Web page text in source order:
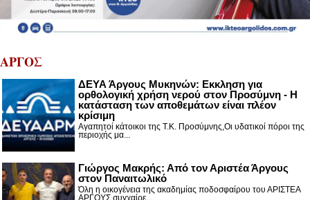
ΑΡΓΟΣ
ΔΕΥΑ Άργους Μυκηνών: Εκκληση για
ορθολογική χρήση νερού στον Προσύμνη - Η
κατάσταση των αποθεμάτων είναι πλέον
κρίσιμη
Αγαπητοί κάτοικοι της Τ.Κ. Προσύμνης,Οι υδατικοί πόροι της
περιοχής μα...
Γιώργος Μακρής: Από τον Αριστέα Άργους
στον Παναιτωλικό
Όλη η οικογένεια της ακαδημίας ποδοσφαίρου του ΑΡΙΣΤΕΑ
ΑΡΓΟΥΣ συγχαίρε...